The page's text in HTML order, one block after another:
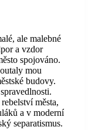
ale malebné
a vzdor
spojováno.
mou
budovy.
města,
a v moderní
separatismus.